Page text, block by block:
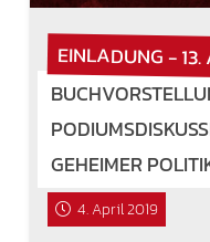
EINLADUNG -
GEHEIMER
4. April 2019